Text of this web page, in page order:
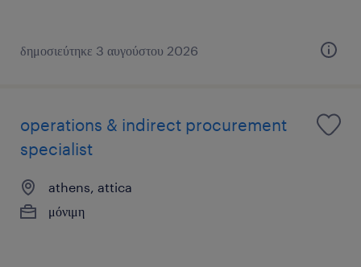
δημοσιεύτηκε 3 αυγούστου 2026
operations & indirect procurement
specialist
athens, attica
μόνιμη